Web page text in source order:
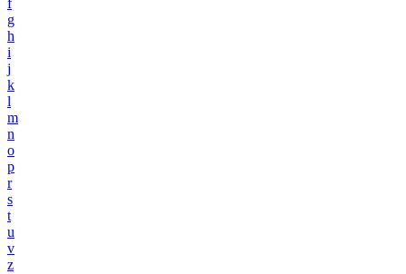
f
g
h
i
j
k
l
m
n
o
p
r
s
t
u
v
z